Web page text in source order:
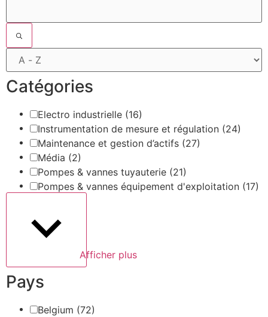
Catégories
Electro industrielle (16)
Instrumentation de mesure et régulation (24)
Maintenance et gestion d’actifs (27)
Média (2)
Pompes & vannes tuyauterie (21)
Pompes & vannes équipement d'exploitation (17)
Afficher plus
Pays
Belgium (72)